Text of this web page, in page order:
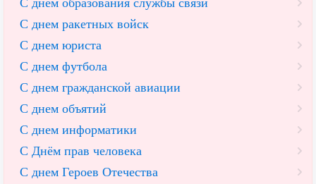
С днем образования службы связи
С днем ракетных войск
С днем юриста
С днем футбола
С днем гражданской авиации
С днем объятий
С днем информатики
С Днём прав человека
С днем Героев Отечества